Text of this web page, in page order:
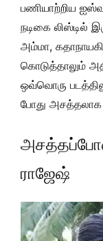
பணியாற்றிய
நடிகை லிஸ்டில்
அம்மா,
கொடுத்தாலும்
ஒவ்வொரு
போது அசத்தலாக
ராஜேஷ்